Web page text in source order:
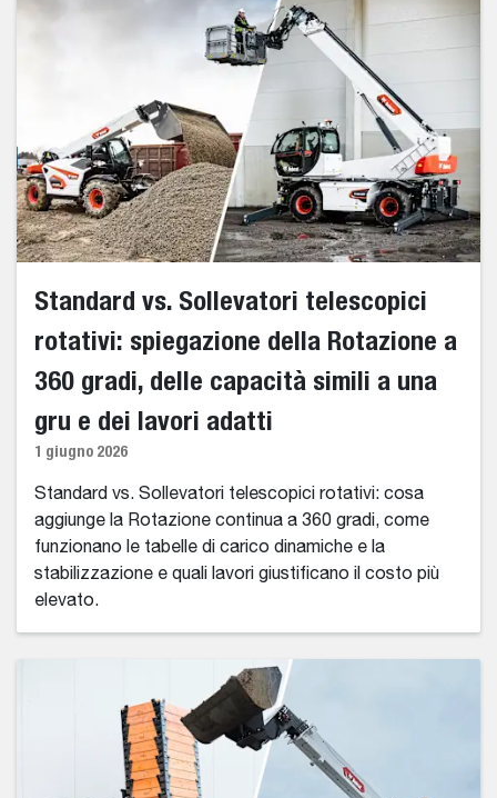
Standard vs. Sollevatori telescopici
rotativi: spiegazione della Rotazione a
360 gradi, delle capacità simili a una
gru e dei lavori adatti
1 giugno 2026
Standard vs. Sollevatori telescopici rotativi: cosa
aggiunge la Rotazione continua a 360 gradi, come
funzionano le tabelle di carico dinamiche e la
stabilizzazione e quali lavori giustificano il costo più
elevato.